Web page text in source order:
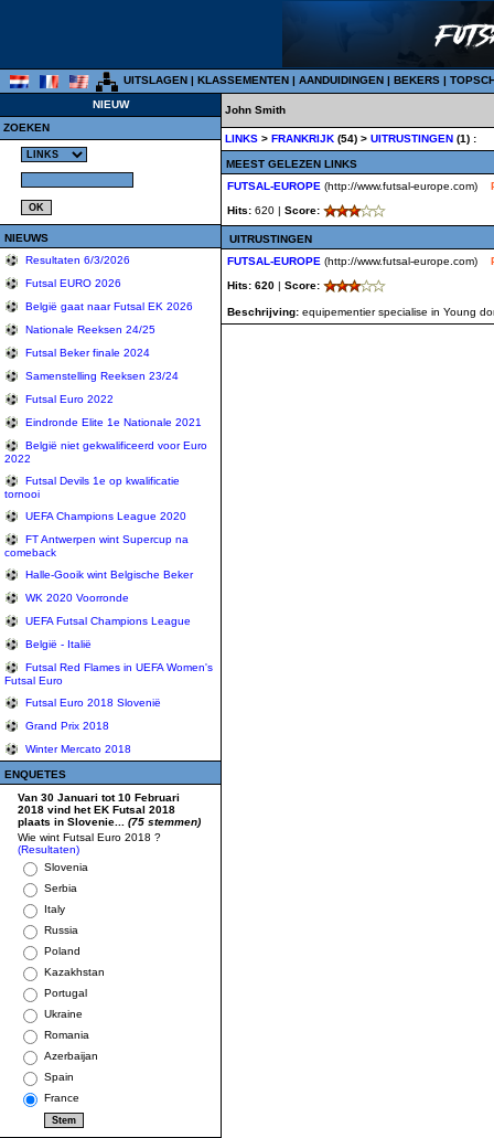
UITSLAGEN | KLASSEMENTEN | AANDUIDINGEN | BEKERS |
NIEUW
ZOEKEN
NIEUWS
Resultaten 6/3/2026
Futsal EURO 2026
België gaat naar Futsal EK 2026
Nationale Reeksen 24/25
Futsal Beker finale 2024
Samenstelling Reeksen 23/24
Futsal Euro 2022
Eindronde Elite 1e Nationale 2021
België niet gekwalificeerd voor Euro
2022
Futsal Devils 1e op kwalificatie
tornooi
UEFA Champions League 2020
FT Antwerpen wint Supercup na
comeback
Halle-Gooik wint Belgische Beker
WK 2020 Voorronde
UEFA Futsal Champions League
België - Italië
Futsal Red Flames in UEFA Women's
Futsal Euro
Futsal Euro 2018 Slovenië
Grand Prix 2018
Winter Mercato 2018
ENQUETES
Van 30 Januari tot 10 Februari
2018 vind het EK Futsal 2018
plaats in Slovenie... (75 stemmen)
Wie wint Futsal Euro 2018 ?
(Resultaten)
Slovenia
Serbia
Italy
Russia
Poland
Kazakhstan
Portugal
Ukraine
Romania
Azerbaijan
Spain
France
John Smith
LINKS > FRANKRIJK (54) > UITRUSTINGEN (1) :
MEEST GELEZEN LINKS
FUTSAL-EUROPE (http://www.futsal-europe.com)
Hits: 620 | Score:
UITRUSTINGEN
FUTSAL-EUROPE (http://www.futsal-europe.com)
Hits: 620 | Score:
Beschrijving: equipementier specialise in Young